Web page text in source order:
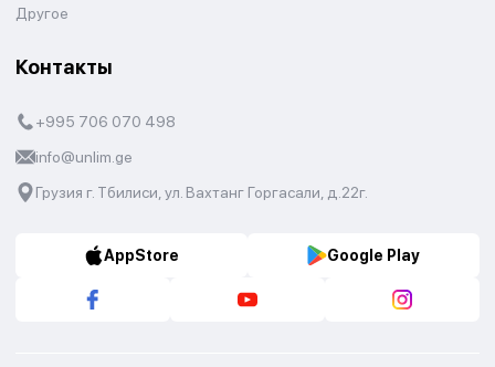
Другое
Контакты
+995 706 070 498
info@unlim.ge
Грузия г. Тбилиси, ул. Вахтанг Горгасали, д.22г.
AppStore Google Play